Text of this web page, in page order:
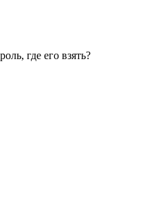
где его взять?